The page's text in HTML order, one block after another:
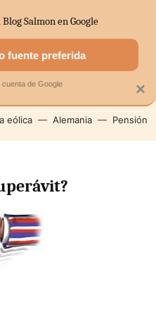
MERCADOS
eólica Alemania Pensión
×
Salmon en Google
fuente preferida
de Google